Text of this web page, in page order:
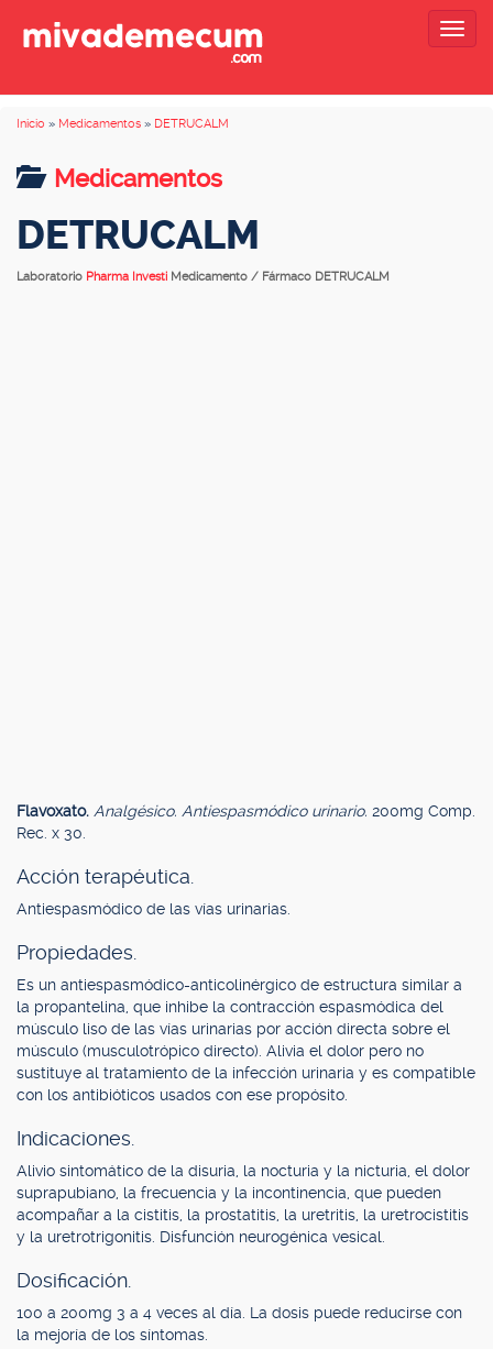
Inicio » Medicamentos » DETRUCALM
Medicamentos
DETRUCALM
Laboratorio Pharma Investi Medicamento / Fármaco DETRUCALM
Flavoxato. Analgésico. Antiespasmódico urinario. 200mg Comp.
Rec. x 30.
Acción terapéutica.
Antiespasmódico de las vías urinarias.
Propiedades.
Es un antiespasmódico-anticolinérgico de estructura similar a
la propantelina, que inhibe la contracción espasmódica del
músculo liso de las vías urinarias por acción directa sobre el
músculo (musculotrópico directo). Alivia el dolor pero no
sustituye al tratamiento de la infección urinaria y es compatible
con los antibióticos usados con ese propósito.
Indicaciones.
Alivio sintomático de la disuria, la nocturia y la nicturia, el dolor
suprapubiano, la frecuencia y la incontinencia, que pueden
acompañar a la cistitis, la prostatitis, la uretritis, la uretrocistitis
y la uretrotrigonitis. Disfunción neurogénica vesical.
Dosificación.
100 a 200mg 3 a 4 veces al día. La dosis puede reducirse con
la mejoría de los síntomas.